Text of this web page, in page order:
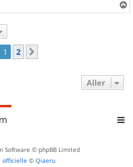
a
1 2
Aller
Software © phpBB Limited
officielle © Qiaeru